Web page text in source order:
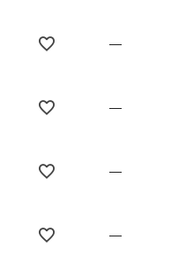
—
—
—
—